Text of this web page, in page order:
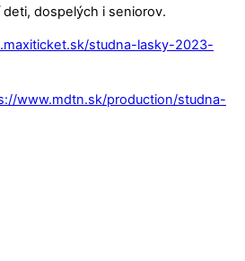
dospelých i seniorov.
studna-lasky-2023-
www.mdtn.sk/production/studna-